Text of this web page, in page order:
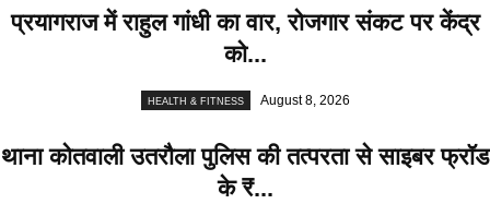
प्रयागराज में राहुल गांधी का वार, रोजगार संकट पर केंद्र
को...
HEALTH & FITNESS August 8, 2026
थाना कोतवाली उतरौला पुलिस की तत्परता से साइबर फ्रॉड
के ₹...